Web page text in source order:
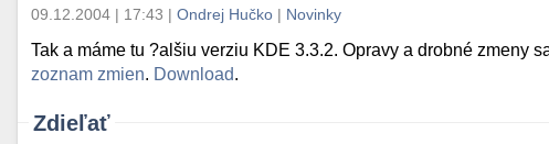
09.12.2004 | 17:43 | Ondrej Hučko | Novinky
Tak a máme tu ?alšiu verziu KDE 3.3.2. Opravy a drobné zmeny
zoznam zmien. Download.
Zdieľať